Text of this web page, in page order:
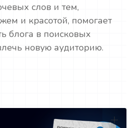
слов и тем,
и красотой, помогает
блога в поисковых
новую аудиторию.